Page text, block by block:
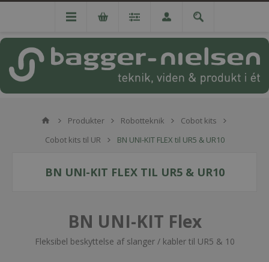
Produkter Robotteknik
Cobot kits
Cobot kits til UR
BN UNI-KIT FLEX til UR5 & UR10
BN UNI-KIT FLEX TIL UR5 & UR10
BN UNI-KIT Flex
Fleksibel beskyttelse af slanger / kabler til UR5 & 10